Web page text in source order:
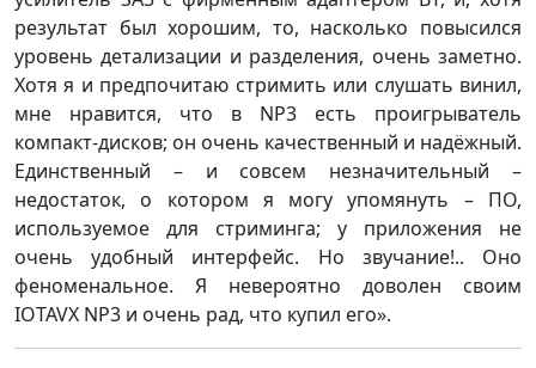
результат был хорошим, то, насколько повысился
уровень детализации и разделения, очень заметно.
Хотя я и предпочитаю стримить или слушать винил,
мне нравится, что в NP3 есть проигрыватель
компакт-дисков; он очень качественный и надёжный.
Единственный – и совсем незначительный –
недостаток, о котором я могу упомянуть – ПО,
используемое для стриминга; у приложения не
очень удобный интерфейс. Но звучание!.. Оно
феноменальное. Я невероятно доволен своим
IOTAVX NP3 и очень рад, что купил его».